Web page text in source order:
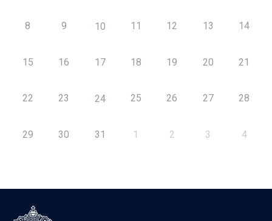
8 9 10 11 12 13 14
15 16 17 18 19 20 21
22 23 24 25 26 27 28
29 30 31 1 2 3 4